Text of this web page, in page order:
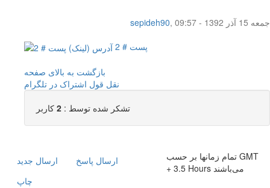
sepideh90,
جمعه 15 آذر 1392 - 09:57
پست # 2
بازگشت به بالای صفحه
نقل قول اشتراک در تلگرام
تشکر شده توسط : 2 کاربر
ارسال جديد
ارسال پاسخ
چاپ
تمام زمانها بر حسب GMT
+ 3.5 Hours می‌باشند